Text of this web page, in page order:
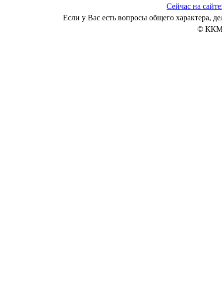
Сейчас на
Если у Вас есть вопросы общего характера,
© ККМ